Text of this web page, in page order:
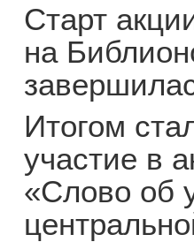
Старт
на
Итогом
участие в
«Слово об